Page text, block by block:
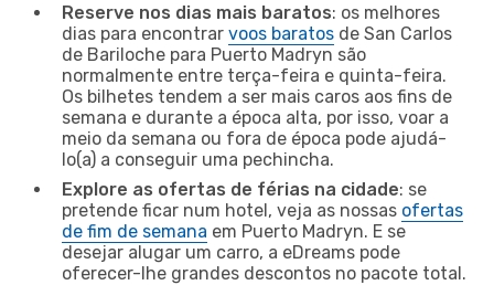
Reserve nos dias mais baratos: os melhores
dias para encontrar voos baratos de San Carlos
de Bariloche para Puerto Madryn são
normalmente entre terça-feira e quinta-feira.
Os bilhetes tendem a ser mais caros aos fins de
semana e durante a época alta, por isso, voar a
meio da semana ou fora de época pode ajudá-
lo(a) a conseguir uma pechincha.
Explore as ofertas de férias na cidade: se
pretende ficar num hotel, veja as nossas ofertas
de fim de semana em Puerto Madryn. E se
desejar alugar um carro, a eDreams pode
oferecer-lhe grandes descontos no pacote total.